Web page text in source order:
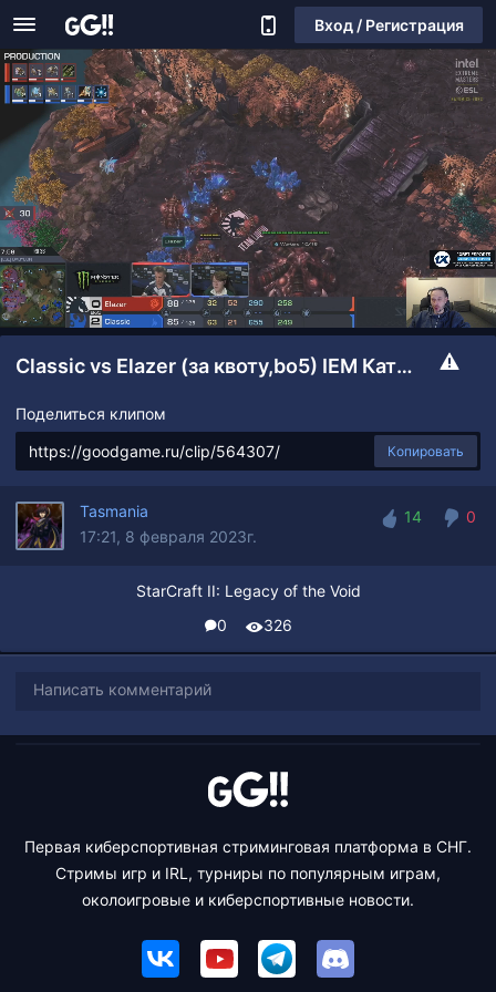
Вход / Регистрация
Classic vs Elazer (за квоту,bo5) IEM Катовице: Ro36
Поделиться клипом
Копировать
Tasmania
17:21, 8 февраля 2023г.
14
0
StarCraft II: Legacy of the Void
0
326
Написать комментарий
Первая киберспортивная стриминговая платформа в СНГ.
Стримы игр и IRL, турниры по популярным играм,
околоигровые и киберспортивные новости.